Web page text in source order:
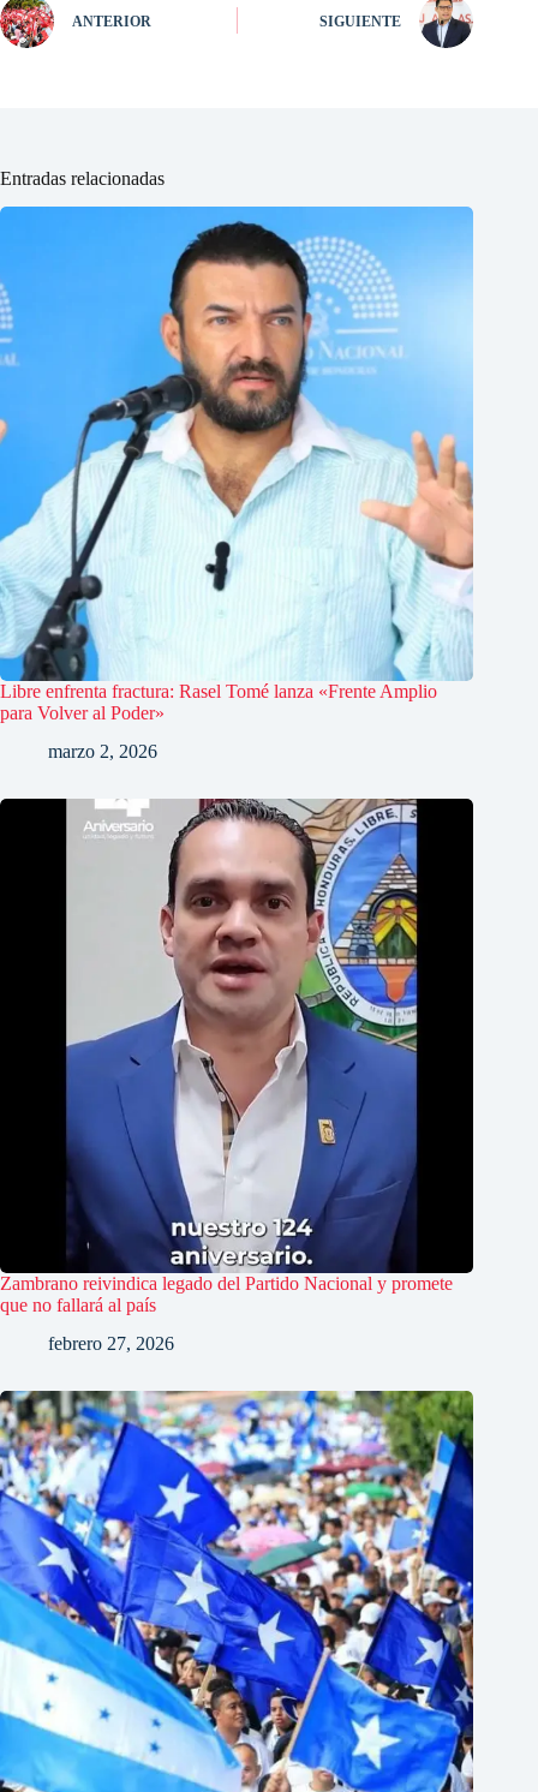
ANTERIOR SIGUIENTE
Entradas relacionadas
Libre enfrenta fractura: Rasel Tomé lanza «Frente Amplio
para Volver al Poder»
marzo 2, 2026
Zambrano reivindica legado del Partido Nacional y promete
que no fallará al país
febrero 27, 2026